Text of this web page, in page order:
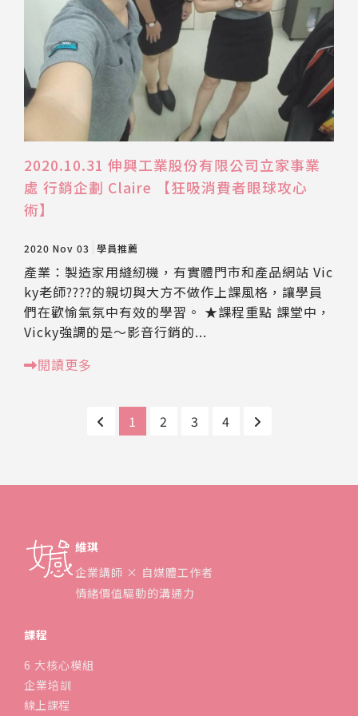
2020.10.31 伸興工業股份有限公司立家事業
處 行銷企劃 Claire 【狂吸消費者眼球攻心
術】
2020 Nov 03 學員推薦
產業：製造家用縫紉機，有實體門市和產品網站 Vic
ky老師????的親切與大方不做作上課風格，讓學員
們在歡愉氣氛中有效的學習。 ★課程重點 課堂中，
Vicky強調的是～影音行銷的...
閱讀更多
1 2 3 4
維琪
企業講師 × 自媒體工作者
情緒價值驅動的溝通力
課程
6 大核心模組
企業培訓
線上課程